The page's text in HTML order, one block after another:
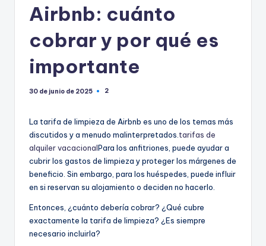
Airbnb: cuánto
cobrar y por qué es
importante
30 de junio de 2025 2
La tarifa de limpieza de Airbnb es uno de los temas más
discutidos y a menudo malinterpretados. tarifas de
alquiler vacacionalPara los anfitriones, puede ayudar a
cubrir los gastos de limpieza y proteger los márgenes de
beneficio. Sin embargo, para los huéspedes, puede influir
en si reservan su alojamiento o deciden no hacerlo.
Entonces, ¿cuánto debería cobrar? ¿Qué cubre
exactamente la tarifa de limpieza? ¿Es siempre
necesario incluirla?